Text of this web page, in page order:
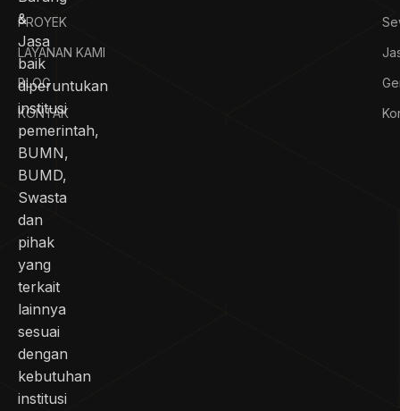
&
Jasa
baik
diperuntukan
institusi
pemerintah,
BUMN,
BUMD,
Swasta
dan
pihak
yang
terkait
lainnya
sesuai
dengan
kebutuhan
institusi
PROYEK
LAYANAN KAMI
BLOG
KONTAK